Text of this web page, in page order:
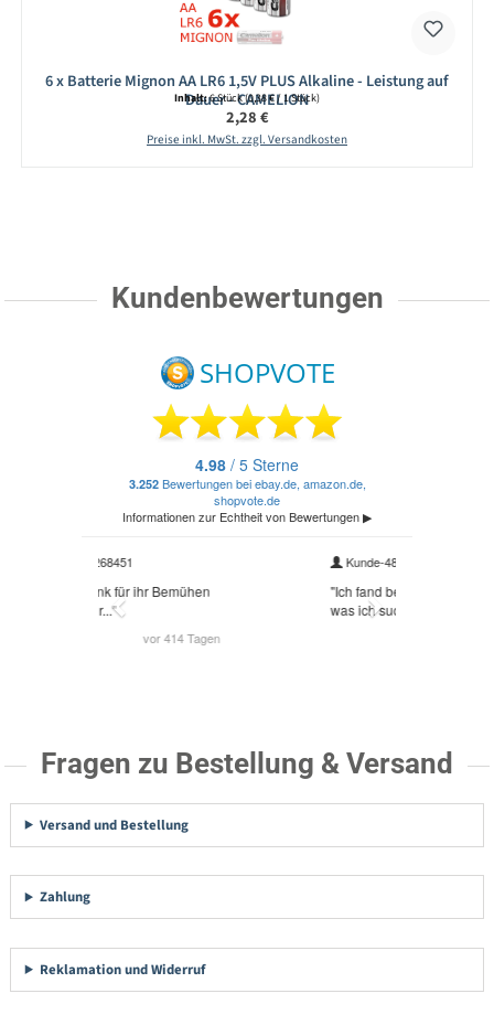
6 x Batterie Mignon AA LR6 1,5V PLUS Alkaline - Leistung auf
Dauer - CAMELION
Inhalt:6 Stück(0,38 € / 1 Stück)
Regulärer Preis:
2,28 €
Preise inkl. MwSt. zzgl. Versandkosten
Kundenbewertungen
Fragen zu Bestellung & Versand
Versand und Bestellung
Zahlung
Reklamation und Widerruf